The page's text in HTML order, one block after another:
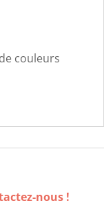
couleurs
nous !